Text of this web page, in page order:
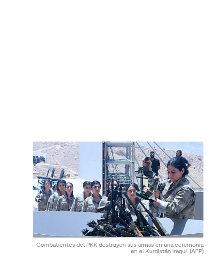
Combatientes del PKK destruyen sus armas en una ceremonia
en el Kurdistán iraquí. (AFP)